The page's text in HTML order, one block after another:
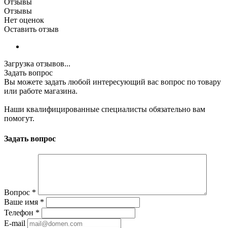
Отзывы
Отзывы
Нет оценок
Оставить отзыв
Загрузка отзывов...
Задать вопрос
Вы можете задать любой интересующий вас вопрос по товару
или работе магазина.
Наши квалифицированные специалисты обязательно вам
помогут.
Задать вопрос
Вопрос *
Ваше имя *
Телефон *
E-mail